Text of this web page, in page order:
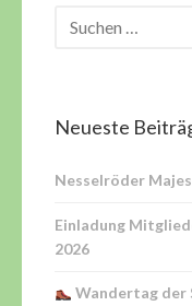
Neueste
Nesselröder
Einladung
2026
Wandertag der